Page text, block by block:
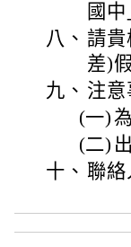
國
八、 請
差)
九、 注意
(一)
(二)
十、 聯